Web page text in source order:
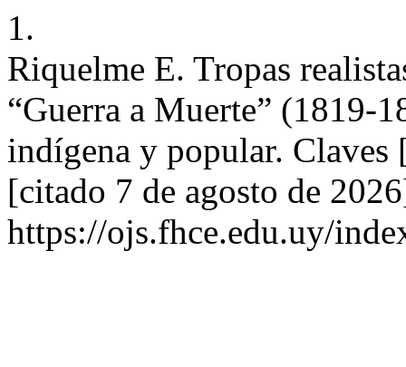
1.
Riquelme E. Tropas
“Guerra a Muerte” (1819-
indígena y popular.
[citado 7 de agosto de
https://ojs.fhce.edu.uy/